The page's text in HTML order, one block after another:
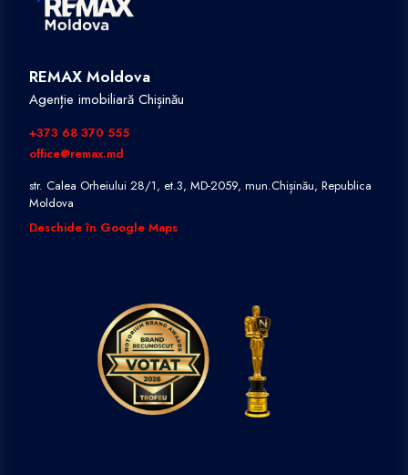
REMAX Moldova
Agenție imobiliară Chișinău
+373 68 370 555
office@remax.md
str. Calea Orheiului 28/1, et.3, MD-2059, mun.Chișinău, Republica
Moldova
Deschide în Google Maps